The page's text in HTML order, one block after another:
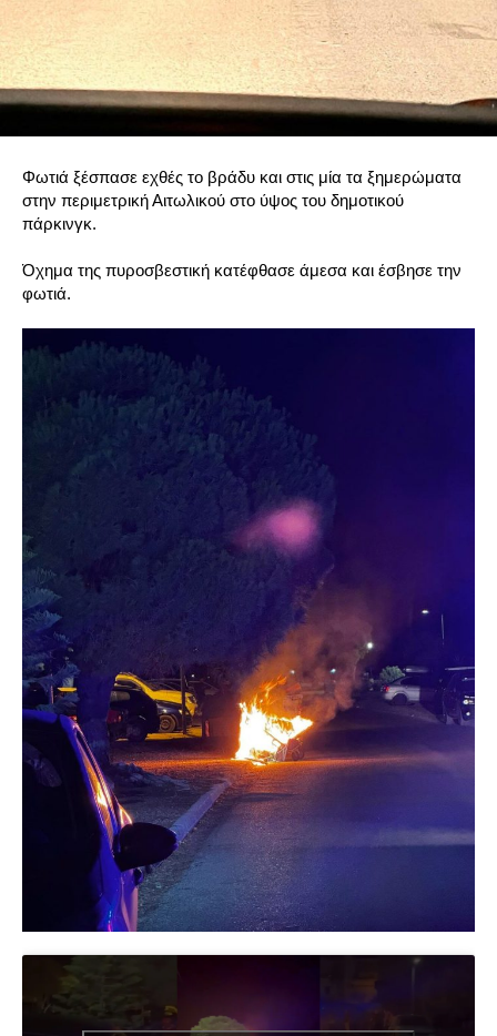
Φωτιά ξέσπασε εχθές το βράδυ και στις μία τα ξημερώματα
στην περιμετρική Αιτωλικού στο ύψος του δημοτικού
πάρκινγκ.
Όχημα της πυροσβεστική κατέφθασε άμεσα και έσβησε την
φωτιά.